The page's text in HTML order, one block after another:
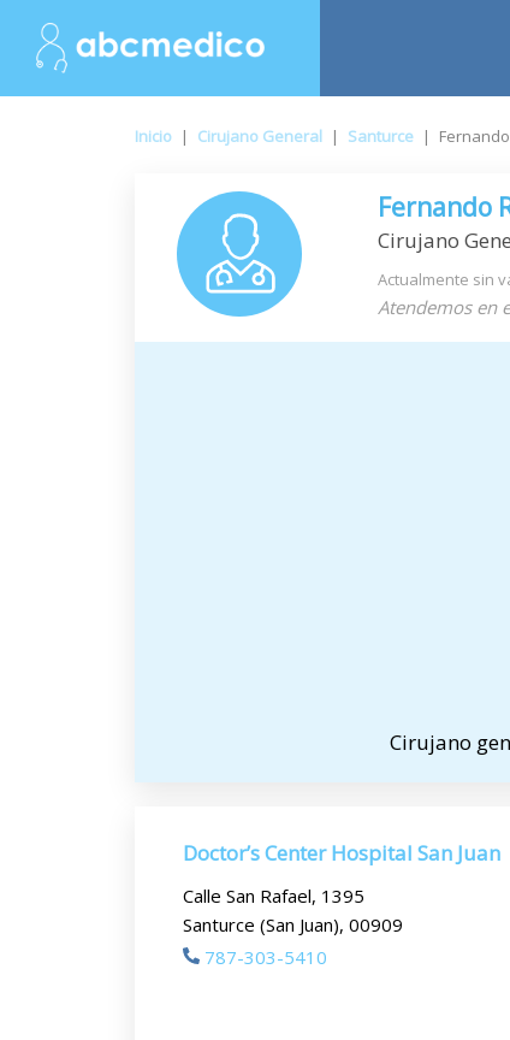
Inicio | Cirujano General | Santurce |
Fernando
Cirujano
Actualmente sin
Atendemos en
Cirujano
Doctor’s Center Hospital San Juan
Calle San Rafael, 1395
Santurce (San Juan), 00909
787-303-5410